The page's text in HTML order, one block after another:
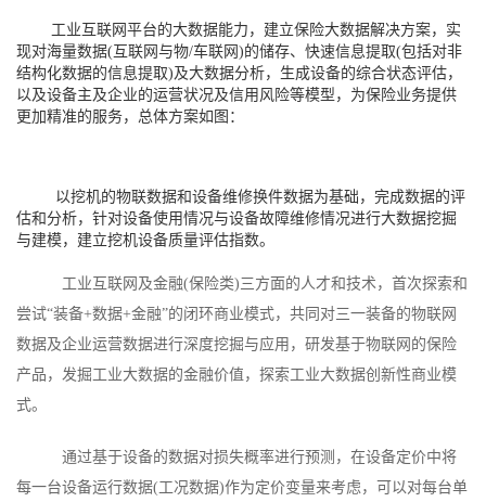
工业互联网平台的大数据能力，建立保险大数据解决方案，实
现对海量数据(互联网与物/车联网)的储存、快速信息提取(包括对非
结构化数据的信息提取)及大数据分析，生成设备的综合状态评估，
以及设备主及企业的运营状况及信用风险等模型，为保险业务提供
更加精准的服务，总体方案如图：
以挖机的物联数据和设备维修换件数据为基础，完成数据的评
估和分析，针对设备使用情况与设备故障维修情况进行大数据挖掘
与建模，建立挖机设备质量评估指数。
工业互联网及金融(保险类)三方面的人才和技术，首次探索和
尝试“装备+数据+金融”的闭环商业模式，共同对三一装备的物联网
数据及企业运营数据进行深度挖掘与应用，研发基于物联网的保险
产品，发掘工业大数据的金融价值，探索工业大数据创新性商业模
式。
通过基于设备的数据对损失概率进行预测，在设备定价中将
每一台设备运行数据(工况数据)作为定价变量来考虑，可以对每台单